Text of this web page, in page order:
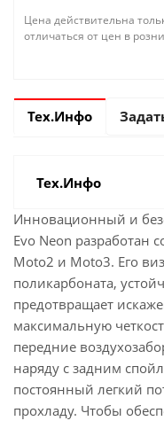
Цена действительна
отличаться от цен в
Тех.Инфо
Тех.Инфо
Инновационный и
Evo Neon разработан
Moto2 и Moto3. Его
поликарбоната,
предотвращает
максимальную
передние
наряду с задним
постоянный легкий
прохладу. Чтобы